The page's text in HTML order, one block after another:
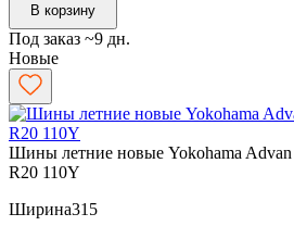
В корзину
Под заказ ~9 дн.
Новые
Шины летние новые Yokohama
R20 110Y
Ширина315